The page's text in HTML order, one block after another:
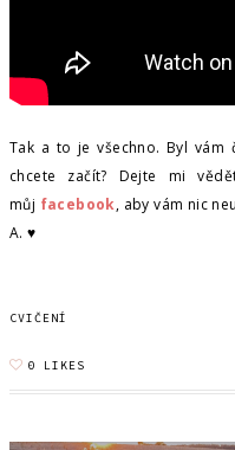
Tak a to je všechno. Byl vám
chcete začít? Dejte mi
můj facebook, aby vám nic
A. ♥
CVIČENÍ
0